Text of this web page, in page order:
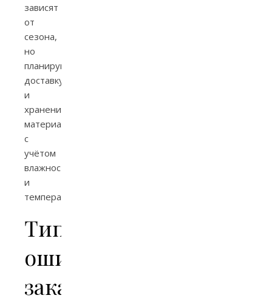
зависят
от
сезона,
но
планируйте
доставку
и
хранение
материалов
с
учётом
влажности
и
температуры.
Типичные
ошибки
заказчиков